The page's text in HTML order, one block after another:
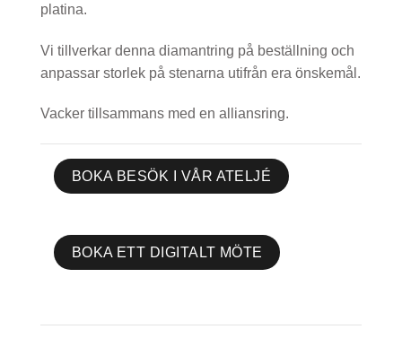
platina.
Vi tillverkar denna diamantring på beställning och
anpassar storlek på stenarna utifrån era önskemål.
Vacker tillsammans med en alliansring.
BOKA BESÖK I VÅR ATELJÉ
BOKA ETT DIGITALT MÖTE